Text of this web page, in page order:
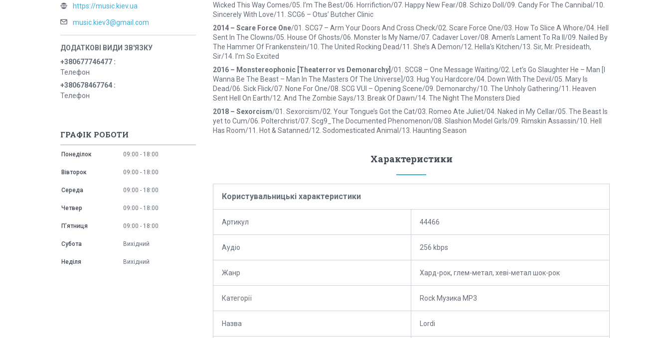
Wicked This Way Comes/05. I’m The Best/06. Horrifiction/07. Happy New Fear/08. Schizo Doll/09. Candy For The Cannibal/10.
Sincerely With Love/11. SCG6 – Otus’ Butcher Clinic
2014 – Scare Force One/01. SCG7 – Arm Your Doors And Cross Check/02. Scare Force One/03. How To Slice A Whore/04. Hell
Sent In The Clowns/05. House Of Ghosts/06. Monster Is My Name/07. Cadaver Lover/08. Amen’s Lament To Ra II/09. Nailed By
The Hammer Of Frankenstein/10. The United Rocking Dead/11. She’s A Demon/12. Hella's Kitchen/13. Sir, Mr. Presideath,
Sir/14. I’m So Excited
2016 – Monstereophonic [Theaterror vs Demonarchy]/01. SCG8 – One Message Waiting/02. Let’s Go Slaughter He – Man [I
Wanna Be The Beast – Man In The Masters Of The Universe]/03. Hug You Hardcore/04. Down With The Devil/05. Mary Is
Dead/06. Sick Flick/07. None For One/08. SCG VUI – Opening Scene/09. Demonarchy/10. The Unholy Gathering/11. Heaven
Sent Hell On Earth/12. And The Zombie Says/13. Break Of Dawn/14. The Night The Monsters Died
2018 – Sexorcism/01. Sexorcism/02. Your Tongue’s Got the Cat/03. Romeo Ate Juliet/04. Naked in My Cellar/05. The Beast Is
yet to Cum/06. Polterchrist/07. Scg9_The Documented Phenomenon/08. Slashion Model Girls/09. Rimskin Assassin/10. Hell
Has Room/11. Hot & Satanned/12. Sodomesticated Animal/13. Haunting Season
Характеристики
Користувальницькі характеристики
Артикул 44466
Аудіо 256 kbps
Жанр Хард-рок, глем-метал, хеві-метал шок-рок
Категорії Rock Музика MP3
Назва Lordi
https://music.kiev.ua
music.kiev3@gmail.com
+380677746477
Телефон
+380678467764
Телефон
ГРАФІК РОБОТИ
Понеділок 09:00 18:00
Вівторок 09:00 18:00
Середа 09:00 18:00
Четвер 09:00 18:00
Пʼятниця 09:00 18:00
Субота Вихідний
Неділя Вихідний